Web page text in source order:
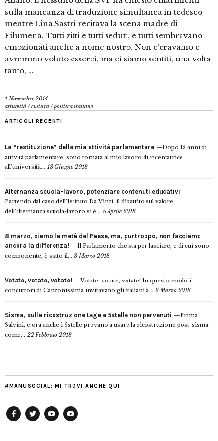
sulla mancanza di traduzione simultanea in tedesco
mentre Lina Sastri recitava la scena madre di
Filumena. Tutti zitti e tutti seduti, e tutti sembravano
emozionati anche a nome nostro. Non c’eravamo e
avremmo voluto esserci, ma ci siamo sentiti, una volta
tanto, …
1 Novembre 2014
attualità /cultura /politica italiana
ARTICOLI RECENTI
La “restituzione” della mia attività parlamentare
Dopo 12 anni di
attività parlamentare, sono tornata al mio lavoro di ricercatrice
all’università... 18 Giugno 2018
Alternanza scuola-lavoro, potenziare contenuti educativi
Partendo dal caso dell’Istituto Da Vinci, il dibattito sul valore
dell’alternanza scuola-lavoro si è... 5 Aprile 2018
8 marzo, siamo la metà del Paese, ma, purtroppo, non facciamo
ancora la differenza!
Il Parlamento che sta per lasciare, e di cui sono
componente, è stato il... 8 Marzo 2018
Votate, votate, votate!
Votate, votate, votate! In questo modo i
conduttori di Canzonissima invitavano gli italiani a... 2 Marzo 2018
Sisma, sulla ricostruzione Lega e 5stelle non pervenuti
Prima
Salvini, e ora anche i 5stelle provano a usare la ricostruzione post-sisma
come... 22 Febbraio 2018
#MANUSOCIAL: MI TROVI ANCHE QUI